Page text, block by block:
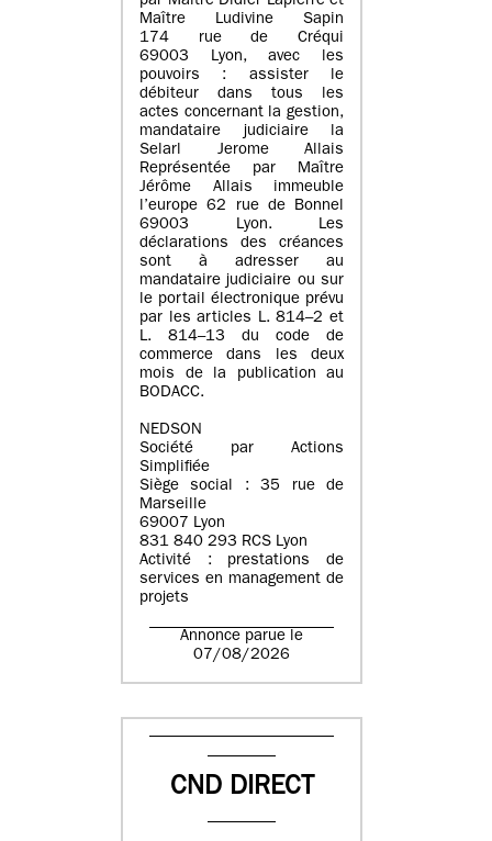
Maître Ludivine Sapin
174 rue de Créqui
69003 Lyon, avec les
pouvoirs : assister le
débiteur dans tous les
actes concernant la gestion,
mandataire judiciaire la
Selarl Jerome Allais
Représentée par Maître
Jérôme Allais immeuble
l’europe 62 rue de Bonnel
69003 Lyon. Les
déclarations des créances
sont à adresser au
mandataire judiciaire ou sur
le portail électronique prévu
par les articles L. 814–2 et
L. 814–13 du code de
commerce dans les deux
mois de la publication au
BODACC.
NEDSON
Société par Actions
Simplifiée
Siège social : 35 rue de
Marseille
69007 Lyon
831 840 293 RCS Lyon
Activité : prestations de
services en management de
projets
Annonce parue le
07/08/2026
CND DIRECT